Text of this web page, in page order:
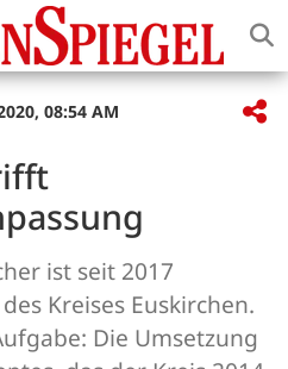
08:54 AM
ist seit 2017
Kreises Euskirchen.
Die Umsetzung